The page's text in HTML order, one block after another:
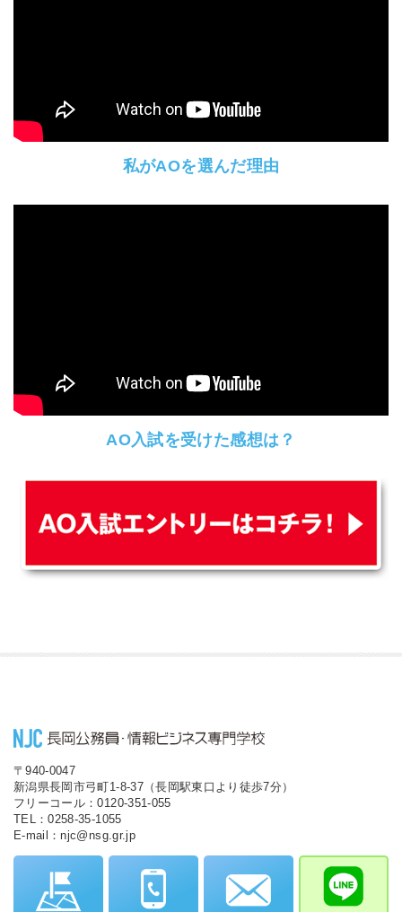
私がAOを選んだ理由
AO入試を受けた感想は？
〒940-0047
新潟県長岡市弓町1-8-37（長岡駅東口より徒歩7分）
フリーコール：0120-351-055
TEL：0258-35-1055
E-mail：njc@nsg.gr.jp